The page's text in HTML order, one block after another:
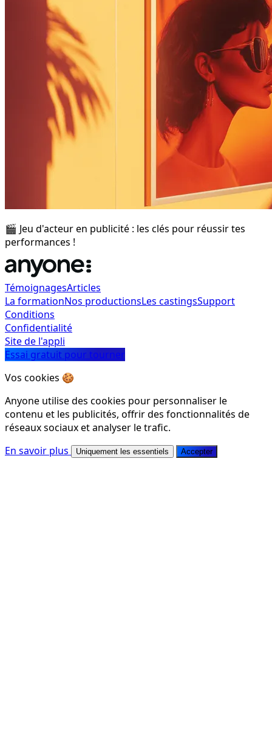
🎬 Jeu d'acteur en publicité : les clés pour réussir tes
performances !
TémoignagesArticles
La formationNos productionsLes castingsSupport
Conditions
Confidentialité
Site de l'appli
Essai gratuit pour tourner
Vos cookies 🍪
Anyone utilise des cookies pour personnaliser le
contenu et les publicités, offrir des fonctionnalités de
réseaux sociaux et analyser le trafic.
En savoir plus
Uniquement les essentiels Accepter